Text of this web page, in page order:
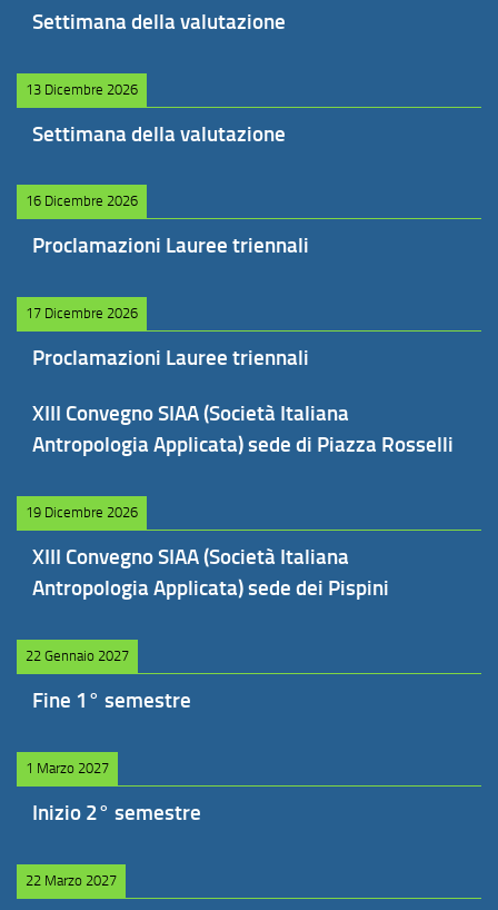
Settimana della valutazione
13 Dicembre 2026
Settimana della valutazione
16 Dicembre 2026
Proclamazioni Lauree triennali
17 Dicembre 2026
Proclamazioni Lauree triennali
XIII Convegno SIAA (Società Italiana
Antropologia Applicata) sede di Piazza Rosselli
19 Dicembre 2026
XIII Convegno SIAA (Società Italiana
Antropologia Applicata) sede dei Pispini
22 Gennaio 2027
Fine 1° semestre
1 Marzo 2027
Inizio 2° semestre
22 Marzo 2027